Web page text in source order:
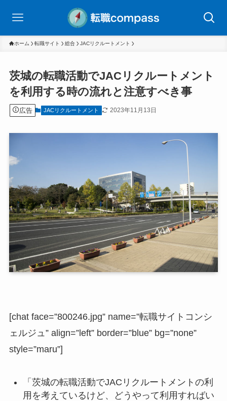
ホーム 転職サイト 総合 JACリクルートメント
茨城の転職活動でJACリクルートメント
を利用する時の流れと注意すべき事
広告 JACリクルートメント 2023年11月13日
[chat face=”800246.jpg” name=”転職サイトコンシ
ェルジュ” align=”left” border=”blue” bg=”none”
style=”maru”]
「茨城の転職活動でJACリクルートメントの利
用を考えているけど、どうやって利用すればい